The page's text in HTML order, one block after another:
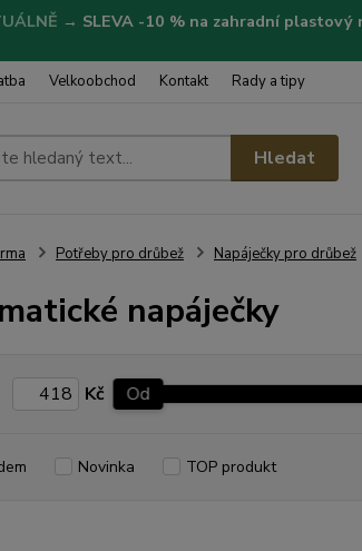
→ SLEVA -10 % na zahradní plastový
Velkoobchod Kontakt Rady a tipy
Hledat
Potřeby pro drůbež Napáječky pro drůbež
napáječky
Kč Od
Novinka TOP produkt